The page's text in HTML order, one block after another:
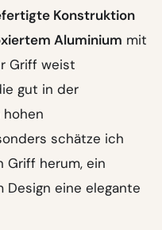
Konstruktion
Aluminium mit
Griff weist
gut in der
schätze ich
Griff herum, ein
eine elegante